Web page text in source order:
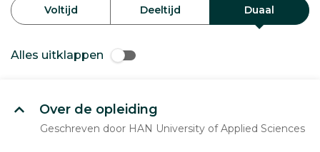
Voltijd Deeltijd Duaal
Alles uitklappen
Over de opleiding
Geschreven door HAN University of Applied Sciences